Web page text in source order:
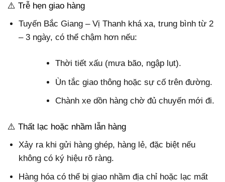
⚠️ Trễ hẹn giao hàng
Tuyến Bắc Giang – Vị Thanh khá xa, trung bình từ 2
– 3 ngày, có thể chậm hơn nếu:
Thời tiết xấu (mưa bão, ngập lụt).
Ùn tắc giao thông hoặc sự cố trên đường.
Chành xe dồn hàng chờ đủ chuyến mới đi.
⚠️ Thất lạc hoặc nhầm lẫn hàng
Xảy ra khi gửi hàng ghép, hàng lẻ, đặc biệt nếu
không có ký hiệu rõ ràng.
Hàng hóa có thể bị giao nhầm địa chỉ hoặc lạc mất